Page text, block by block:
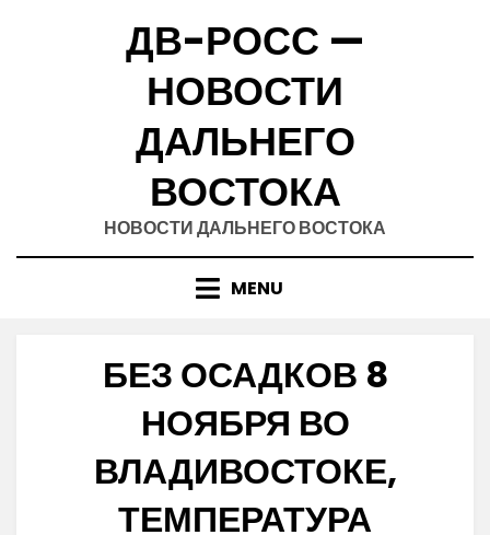
ДВ-РОСС —
НОВОСТИ
ДАЛЬНЕГО
ВОСТОКА
НОВОСТИ ДАЛЬНЕГО ВОСТОКА
MENU
БЕЗ ОСАДКОВ 8
НОЯБРЯ ВО
ВЛАДИВОСТОКЕ,
ТЕМПЕРАТУРА